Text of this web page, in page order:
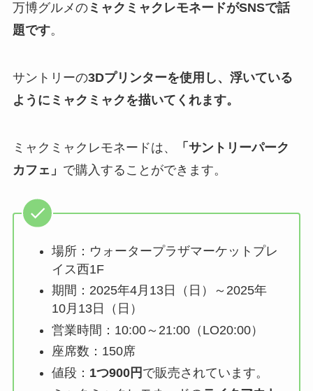
万博グルメのミャクミャクレモネードがSNSで話
題です。
サントリーの3Dプリンターを使用し、浮いている
ようにミャクミャクを描いてくれます。
ミャクミャクレモネードは、
「サントリーパーク
カフェ」 で購入することができます。
場所：ウォータープラザマーケットプレ
イス西1F
期間：2025年4月13日（日）～2025年
10月13日（日）
営業時間：10:00～21:00（LO20:00）
座席数：150席
値段： 1つ900円 で販売されています。